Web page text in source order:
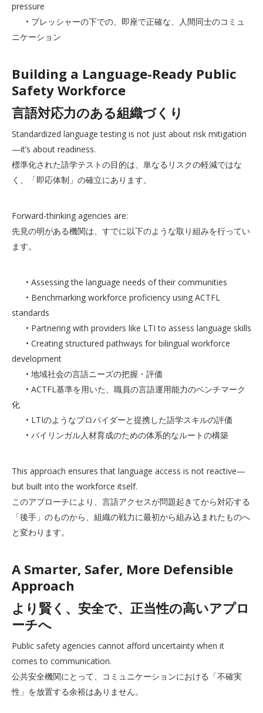
pressure
• プレッシャーの下での、即座で正確な、人間同士のコミュ
ニケーション
Building a Language-Ready Public
Safety Workforce
言語対応力のある組織づくり
Standardized language testing is not just about risk mitigation
—it’s about readiness.
標準化された語学テストの目的は、単なるリスクの軽減ではな
く、「即応体制」の確立にあります。
Forward-thinking agencies are:
先見の明がある機関は、すでに以下のような取り組みを行ってい
ます。
• Assessing the language needs of their communities
• Benchmarking workforce proficiency using ACTFL
standards
• Partnering with providers like LTI to assess language skills
• Creating structured pathways for bilingual workforce
development
• 地域社会の言語ニーズの把握・評価
• ACTFL基準を用いた、職員の言語運用能力のベンチマーク
化
• LTIのようなプロバイダーと提携した語学スキルの評価
• バイリンガル人材育成のための体系的なルートの構築
This approach ensures that language access is not reactive—
but built into the workforce itself.
このアプローチにより、言語アクセスが問題起きてから対応する
「後手」のものから、組織の戦力に最初から組み込まれたものへ
と変わります。
A Smarter, Safer, More Defensible
Approach
より賢く、安全で、正当性の高いアプロ
ーチへ
Public safety agencies cannot afford uncertainty when it
comes to communication.
公共安全機関にとって、コミュニケーションにおける「不確実
性」を放置する余裕はありません。